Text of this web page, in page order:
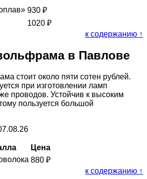
930 ₽
1020 ₽
к содержанию ↑
в Павлове
стоит около пяти сотен рублей.
при изготовлении ламп
проводов. Устойчив к высоким
пользуется большой
Цена
880 ₽
к содержанию ↑